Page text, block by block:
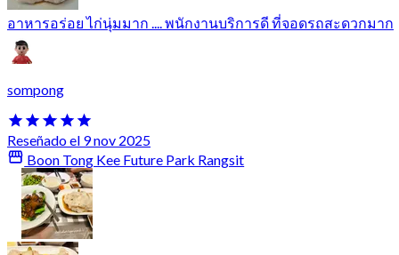
อาหารอร่อย ไก่นุ่มมาก .... พนักงานบริการดี ที่จอดรถสะดวกมาก
sompong
Reseñado el 9 nov 2025
Boon Tong Kee Future Park Rangsit